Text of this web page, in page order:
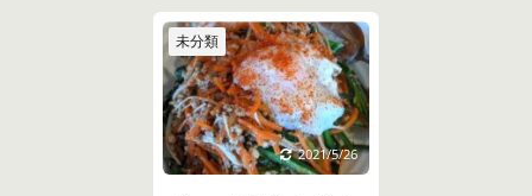
未分類
2021/5/26